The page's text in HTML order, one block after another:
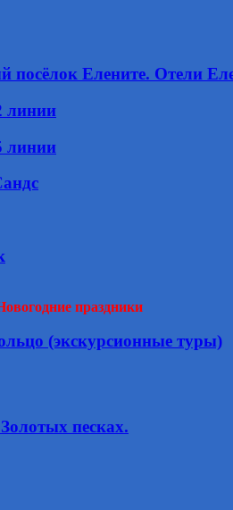
посёлок Елените. Отели
линии
линии
праздники
(экскурсионные туры)
песках.